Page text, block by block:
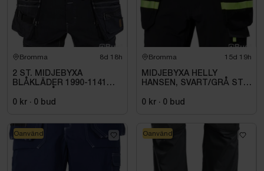
Bromma 8d 18h
2 ST. MIDJEBYXA
BLÅKLÄDER 1990-1141
C44
0 kr · 0 bud
Bromma 15d 19h
MIDJEBYXA HELLY
HANSEN, SVART/GRÅ STL.
0 kr · 0 bud
Oanvänd Oanvänd